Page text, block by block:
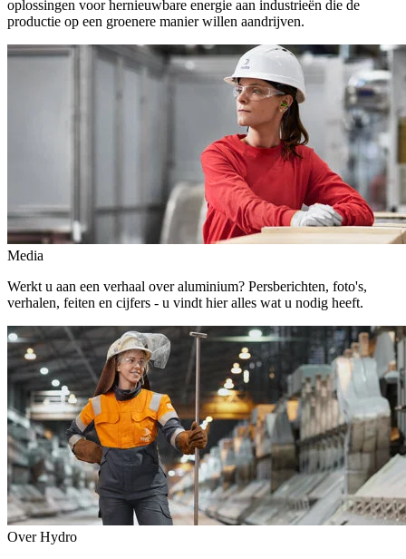
oplossingen voor hernieuwbare energie aan industrieën die de
productie op een groenere manier willen aandrijven.
Media
Werkt u aan een verhaal over aluminium? Persberichten, foto's,
verhalen, feiten en cijfers - u vindt hier alles wat u nodig heeft.
Over Hydro